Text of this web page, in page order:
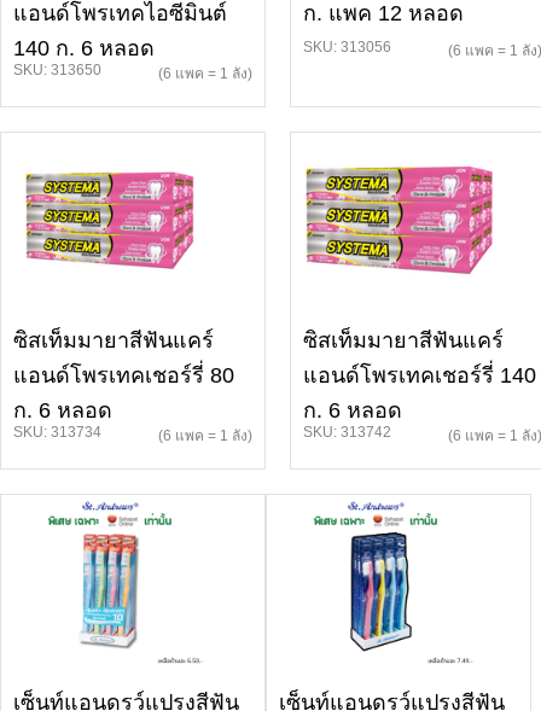
แอนด์โพรเทคไอซีมินต์
140 ก. 6 หลอด
SKU: 313650 (6 แพค = 1 ลัง)
ก. แพค 12 หลอด
SKU: 313056 (6 แพค = 1 ลัง)
ซิสเท็มมายาสีฟันแคร์
แอนด์โพรเทคเชอร์รี่ 80
ก. 6 หลอด
SKU: 313734 (6 แพค = 1 ลัง)
ซิสเท็มมายาสีฟันแคร์
แอนด์โพรเทคเชอร์รี่ 140
ก. 6 หลอด
SKU: 313742 (6 แพค = 1 ลัง)
เซ็นท์แอนดรูว์แปรงสีฟัน
เซ็นท์แอนดรูว์แปรงสีฟัน